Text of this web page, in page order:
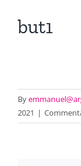
but1
By
2021 |